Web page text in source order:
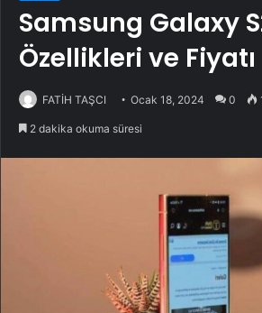
Samsung Galaxy
Özellikleri ve Fiyatı
FATİH TAŞCI Ocak 18, 2024 0
2 dakika okuma süresi